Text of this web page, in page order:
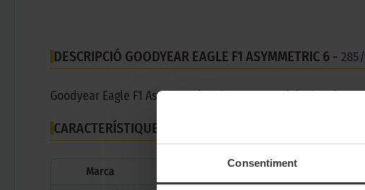
Consentiment
DESCRIPCIÓ GOODYEAR EAGLE F1 ASYMMETRIC 6 - 285/
Goodyear Eagle F1 Asymmetric 6 és un pneumàtic d'estiu
CARACTERÍSTIQUES TÈCNIQUES
Marca